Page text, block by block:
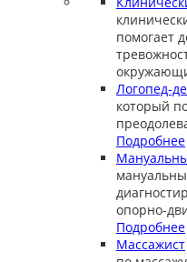
помогает
Логопед-
который
Подробнее
опорно-
Подробнее
Массажист